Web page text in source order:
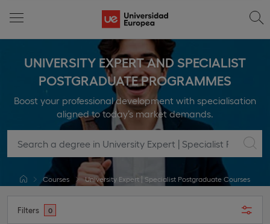
UNIVERSITY EXPERT AND SPECIALIST
POSTGRADUATE PROGRAMMES
Boost your professional development with specialisation
aligned to today’s market demands.
Courses University Expert | Specialist Postgraduate Courses
Filters 0